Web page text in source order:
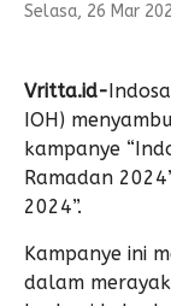
Selasa, 26 Mar
Vritta.id-
IOH)
kampanye
Ramadan
2024”.
Kampanye ini
dalam